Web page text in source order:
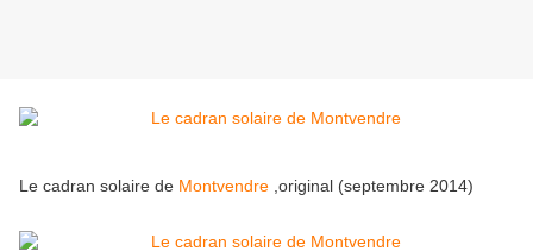
Le cadran solaire de Montvendre ,original (septembre 2014)